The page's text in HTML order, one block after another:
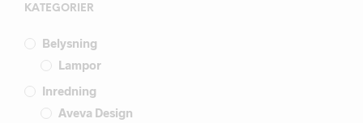
KATEGORIER
Belysning
Lampor
Inredning
Aveva Design